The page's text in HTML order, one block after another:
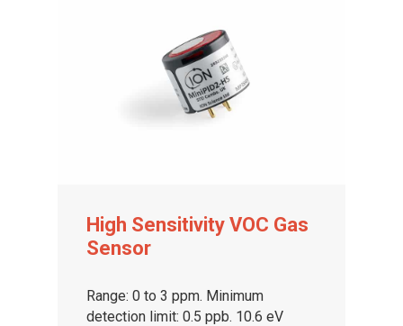
High Sensitivity VOC Gas
Sensor
Range: 0 to 3 ppm. Minimum
detection limit: 0.5 ppb. 10.6 eV